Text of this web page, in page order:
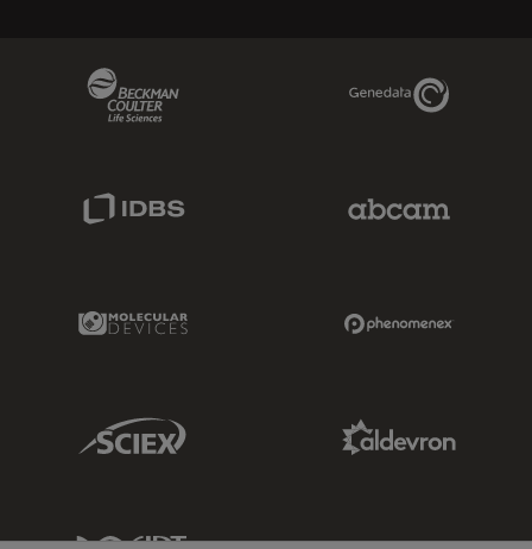
Genedata Link
Molecular Devices Link
Sciex Link
IDT Link